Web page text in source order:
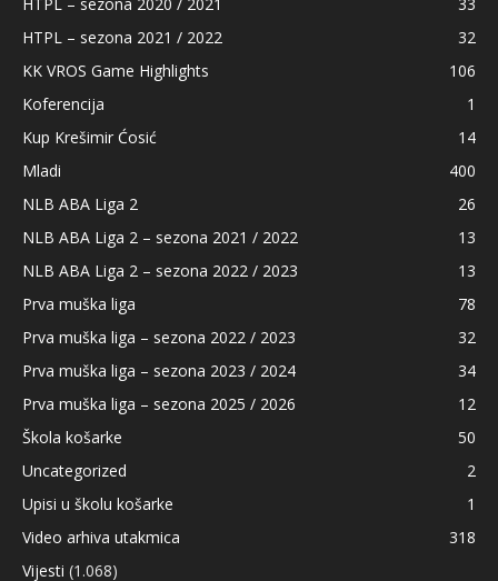
HTPL – sezona 2021 / 2022
32
KK VROS Game Highlights
106
Koferencija
1
Kup Krešimir Ćosić
14
Mladi
400
NLB ABA Liga 2
26
NLB ABA Liga 2 – sezona 2021 / 2022
13
NLB ABA Liga 2 – sezona 2022 / 2023
13
Prva muška liga
78
Prva muška liga – sezona 2022 / 2023
32
Prva muška liga – sezona 2023 / 2024
34
Prva muška liga – sezona 2025 / 2026
12
Škola košarke
50
Uncategorized
2
Upisi u školu košarke
1
Video arhiva utakmica
318
Vijesti (1.068)